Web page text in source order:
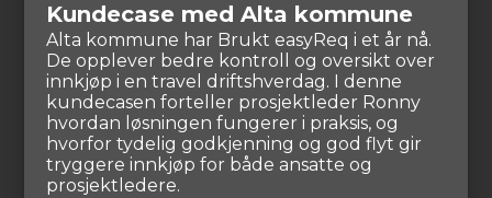
Kundecase med Alta kommune
Alta kommune har Brukt easyReq i et år nå.
De opplever bedre kontroll og oversikt over
innkjøp i en travel driftshverdag. I denne
kundecasen forteller prosjektleder Ronny
hvordan løsningen fungerer i praksis, og
hvorfor tydelig godkjenning og god flyt gir
tryggere innkjøp for både ansatte og
prosjektledere.